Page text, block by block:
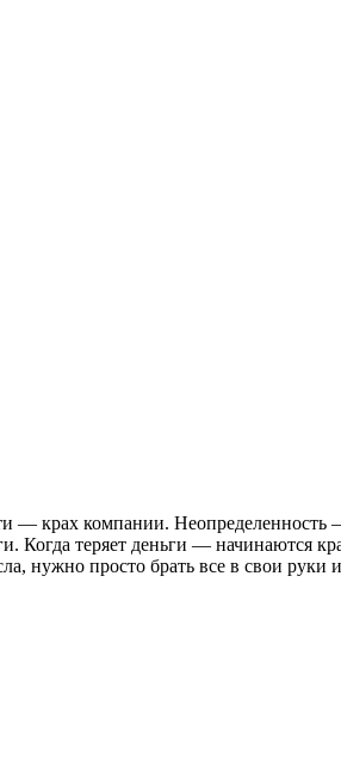
— крах компании. Неопределенность
Когда теряет деньги — начинаются
нужно просто брать все в свои